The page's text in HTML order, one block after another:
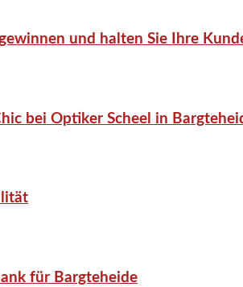
und halten Sie Ihre
bei Optiker Scheel in
für Bargteheide